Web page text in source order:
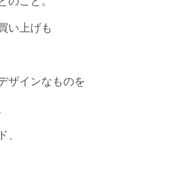
い上げも
ザインなものを
、